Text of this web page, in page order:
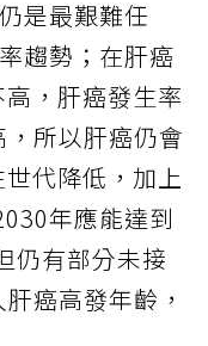
是最艱難任
趨勢；在肝癌
，肝癌發生率
所以肝癌仍會
代降低，加上
年應能達到
仍有部分未接
癌高發年齡，